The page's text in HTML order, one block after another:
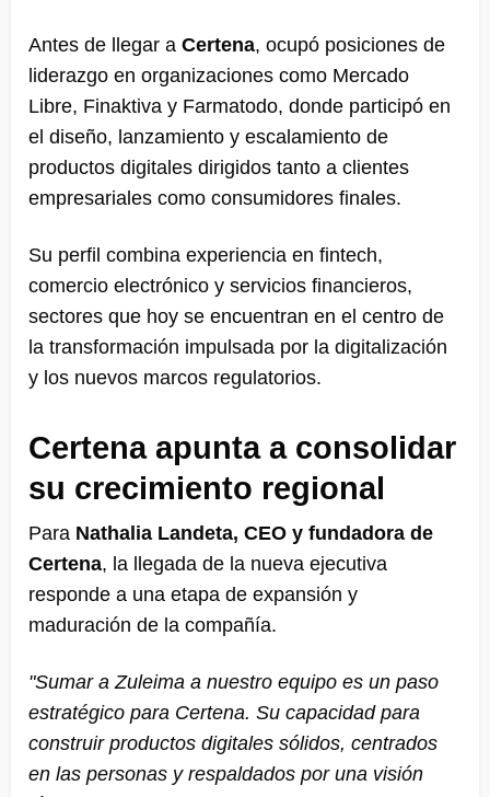
Antes de llegar a Certena, ocupó posiciones de
liderazgo en organizaciones como Mercado
Libre, Finaktiva y Farmatodo, donde participó en
el diseño, lanzamiento y escalamiento de
productos digitales dirigidos tanto a clientes
empresariales como consumidores finales.
Su perfil combina experiencia en fintech,
comercio electrónico y servicios financieros,
sectores que hoy se encuentran en el centro de
la transformación impulsada por la digitalización
y los nuevos marcos regulatorios.
Certena apunta a consolidar
su crecimiento regional
Para Nathalia Landeta, CEO y fundadora de
Certena, la llegada de la nueva ejecutiva
responde a una etapa de expansión y
maduración de la compañía.
"Sumar a Zuleima a nuestro equipo es un paso
estratégico para Certena. Su capacidad para
construir productos digitales sólidos, centrados
en las personas y respaldados por una visión